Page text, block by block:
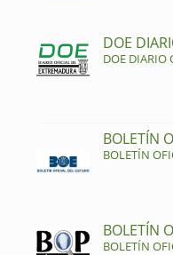
DOE
DOE DIARIO
BOLETÍN
BOLETÍN
BOLETÍN
BOLETÍN